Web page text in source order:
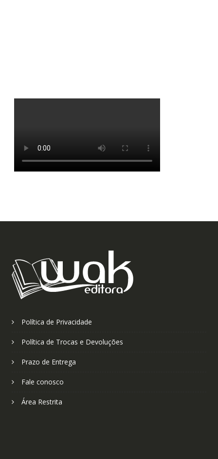
Política de Privacidade
Política de Trocas e Devoluções
Prazo de Entrega
Fale conosco
Área Restrita